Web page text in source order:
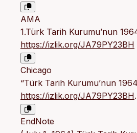
AMA
1.Türk Tarih Kurumu’nun
https://izlik.org/JA79PY23BH
Chicago
“Türk Tarih Kurumu’nun 1964
https://izlik.org/JA79PY23BH.
EndNote